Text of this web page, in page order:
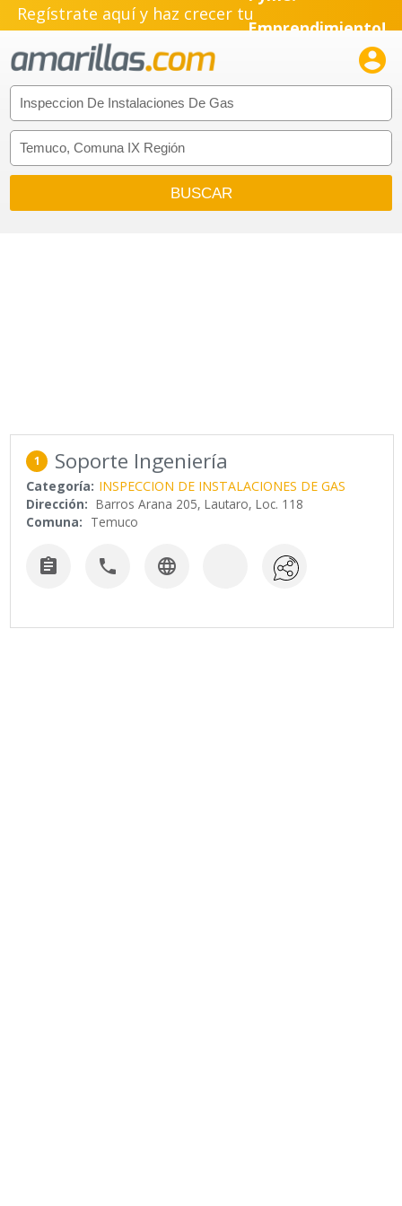
Regístrate aquí y haz crecer tuEmprendimiento!

1 Soporte Ingeniería
Categoría: INSPECCION DE INSTALACIONES DE GAS
Dirección: Barros Arana 205, Lautaro, Loc. 118
Comuna: Temuco
  